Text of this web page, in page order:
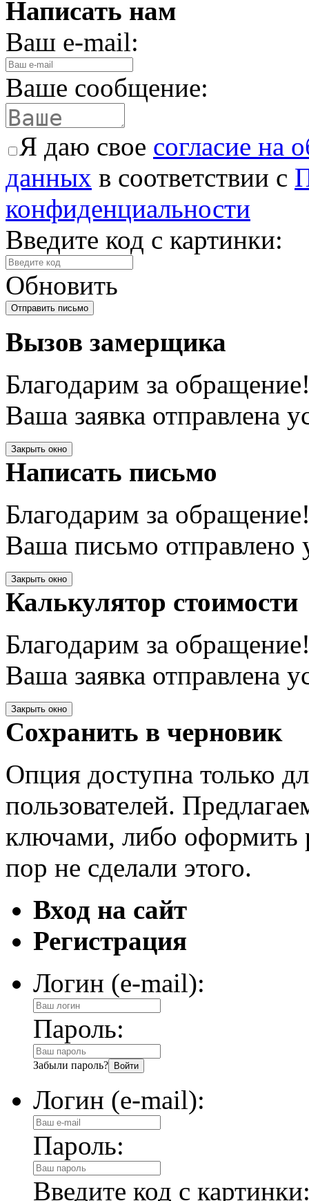
Написать нам
Ваш e-mail:
Ваше сообщение:
Я даю свое согласие на
данных в соответствии с
конфиденциальности
Введите код с картинки:
Обновить
Вызов замерщика
Благодарим за
Ваша заявка отправлена
Закрыть окно
Написать письмо
Благодарим за
Ваша письмо отправлено
Закрыть окно
Калькулятор стоимости
Благодарим за
Ваша заявка отправлена
Закрыть окно
Сохранить в черновик
Опция доступна только
пользователей.
ключами, либо оформить
пор не сделали этого.
Вход на сайт
Регистрация
Логин (e-mail):
Пароль:
Забыли пароль?
Логин (e-mail):
Пароль:
Введите код с